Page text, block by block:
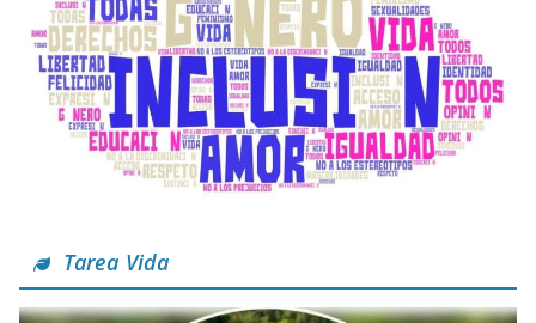
Tarea Vida